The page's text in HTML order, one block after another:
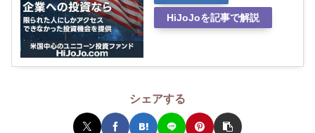
HiJoJoを記事で解説
シェアする